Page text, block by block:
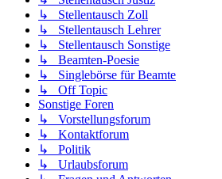
↳ Stellentausch Zoll
↳ Stellentausch Lehrer
↳ Stellentausch Sonstige
↳ Beamten-Poesie
↳ Singlebörse für Beamte
↳ Off Topic
Sonstige Foren
↳ Vorstellungsforum
↳ Kontaktforum
↳ Politik
↳ Urlaubsforum